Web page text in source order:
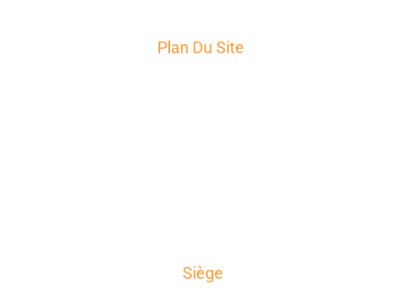
Plan Du Site
Siège